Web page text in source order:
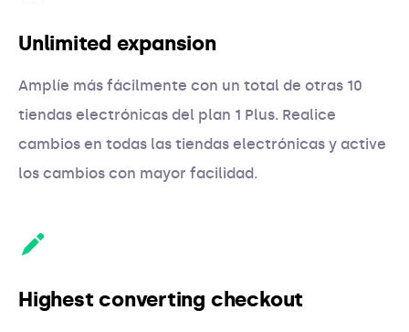
Unlimited expansion
Amplíe más fácilmente con un total de otras 10
tiendas electrónicas del plan 1 Plus. Realice
cambios en todas las tiendas electrónicas y active
los cambios con mayor facilidad.
Highest converting checkout